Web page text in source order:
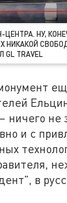
НУ,
НИКАКОЙ
TRAVEL
ничего не
и с
в